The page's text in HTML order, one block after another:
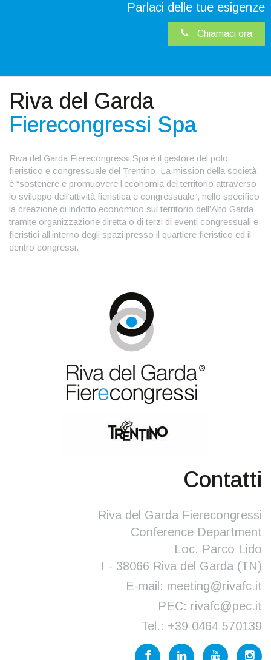
Parlaci delle tue esigenze
Chiamaci ora
Riva del Garda
Fierecongressi Spa
Riva del Garda Fierecongressi Spa è il gestore del polo
fieristico e congressuale del Trentino. La mission della società
è “sostenere e promuovere l’economia del territorio attraverso
lo sviluppo dell’attività fieristica e congressuale”, nello specifico
la creazione di indotto economico sul territorio dell’Alto Garda
tramite organizzazione diretta o di terzi di eventi congressuali e
fieristici all’interno degli spazi presso il quartiere fieristico ed il
centro congressi.
Contatti
Riva del Garda Fierecongressi
Conference Department
Loc. Parco Lido
I - 38066 Riva del Garda (TN)
E-mail: meeting@rivafc.it
PEC: rivafc@pec.it
Tel.: +39 0464 570139